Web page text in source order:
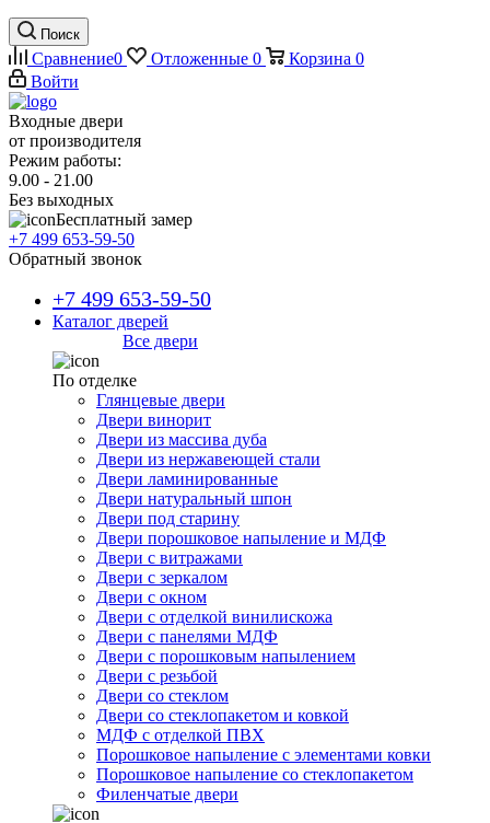
Поиск
Сравнение0 Отложенные 0 Корзина 0
Войти
Входные двери
от производителя
Режим работы:
9.00 - 21.00
Без выходных
Бесплатный замер
+7 499 653-59-50
Обратный звонок
+7 499 653-59-50
Каталог дверей
Все двери
По отделке
Глянцевые двери
Двери винорит
Двери из массива дуба
Двери из нержавеющей стали
Двери ламинированные
Двери натуральный шпон
Двери под старину
Двери порошковое напыление и МДФ
Двери с витражами
Двери с зеркалом
Двери с окном
Двери с отделкой винилискожа
Двери с панелями МДФ
Двери с порошковым напылением
Двери с резьбой
Двери со стеклом
Двери со стеклопакетом и ковкой
МДФ с отделкой ПВХ
Порошковое напыление с элементами ковки
Порошковое напыление со стеклопакетом
Филенчатые двери